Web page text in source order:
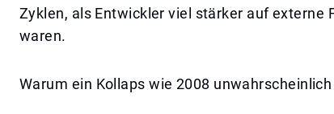
Zyklen, als Entwickler viel stärker auf externe
waren.
Warum ein Kollaps wie 2008